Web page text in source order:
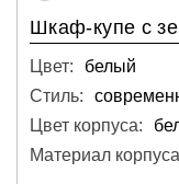
Шкаф-купе с
Цвет:
белый
Стиль:
Цвет корпуса:
Материал